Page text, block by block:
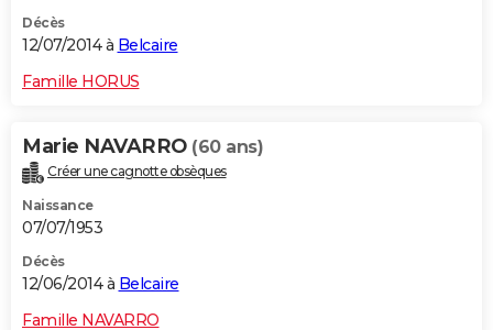
Décès
12/07/2014 à Belcaire
Famille HORUS
Marie NAVARRO (60 ans)
Créer une cagnotte obsèques
Naissance
07/07/1953
Décès
12/06/2014 à Belcaire
Famille NAVARRO